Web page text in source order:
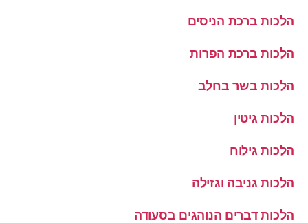
הלכות ברכת הניסים
הלכות ברכת הפרות
הלכות בשר בחלב
הלכות גיטין
הלכות גילוח
הלכות גניבה וגזילה
הלכות דברים הנוהגים בסעודה